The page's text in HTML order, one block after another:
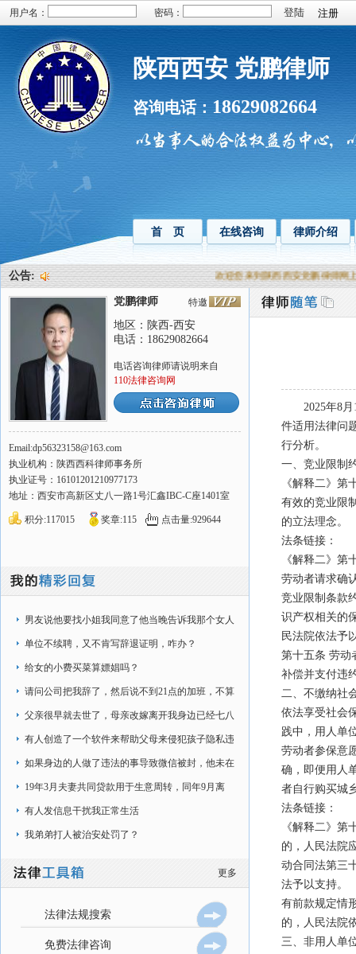
用户名： 密码： 注册
陕西西安 党鹏律师
咨询电话： 18629082664
首 页 在线咨询 律师介绍
公告: 欢迎您来到陕西西安党鹏律师网上法律
2025年8
件适用法律问
行分析。
一、竞业限制
《解释二》第
有效的竞业限
的立法理念。
法条链接：
《解释二》
劳动者请求确
竞业限制条款
识产权相关的
民法院依法予
第十五条 劳动
补偿并支付违
二、不缴纳社
依法享受社会
践中，用人单
劳动者参保意
确，即便用人
者自行购买城
法条链接：
《解释二》
的，人民法院
动合同法第三
法予以支持。
有前款规定情
的，人民法院
三、非用人单
特邀
党鹏律师
地区：陕西-西安
电话：18629082664
电话咨询律师请说明来自
110法律咨询网
Email:dp56323158@163.com
执业机构：陕西西科律师事务所
执业证号：16101201210977173
地址：西安市高新区丈八一路1号汇鑫IBC-C座1401室
积分:117015 奖章:115 点击量:929644
男友说他要找小姐我同意了他当晚告诉我那个女人
他认识第二天那个
单位不续聘，又不肯写辞退证明，咋办？
给女的小费买菜算嫖娼吗？
请问公司把我辞了，然后说不到21点的加班，不算
在加班时间内，
父亲很早就去世了，母亲改嫁离开我身边已经七八
年了，现在是和奶奶在一起生活
有人创造了一个软件来帮助父母来侵犯孩子隐私违
法嘛，该软件可以强制锁手机
如果身边的人做了违法的事导致微信被封，他未在
现实生活中做过违法的事情
19年3月夫妻共同贷款用于生意周转，同年9月离
婚，协议房子给前妻（房贷是我的名字）
有人发信息干扰我正常生活
我弟弟打人被治安处罚了？
更多
法律法规搜索
免费法律咨询